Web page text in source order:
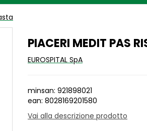
PIACERI MEDIT PAS
EUROSPITAL SpA
minsan: 921898021
ean: 8028169201580
Vai alla descrizione prodotto